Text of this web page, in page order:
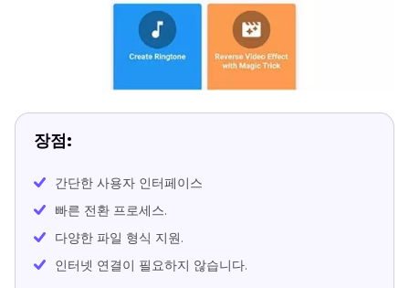
장점:
간단한 사용자 인터페이스
빠른 전환 프로세스.
다양한 파일 형식 지원.
인터넷 연결이 필요하지 않습니다.